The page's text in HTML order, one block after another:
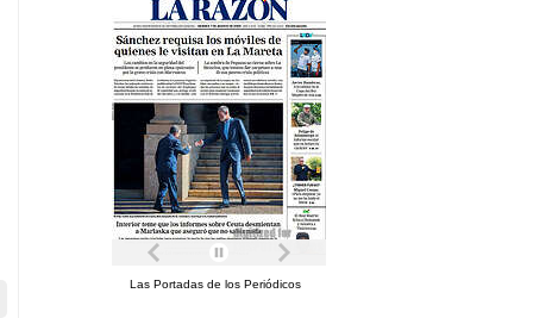
Las Portadas de los Periódicos